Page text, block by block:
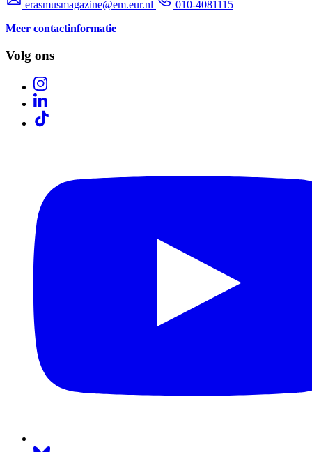
erasmusmagazine@em.eur.nl
010-4081115
Meer contactinformatie
Volg ons